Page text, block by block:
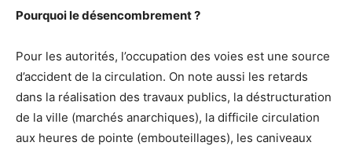
Pourquoi le désencombrement ?
Pour les autorités, l’occupation des voies est une source
d’accident de la circulation. On note aussi les retards
dans la réalisation des travaux publics, la déstructuration
de la ville (marchés anarchiques), la difficile circulation
aux heures de pointe (embouteillages), les caniveaux